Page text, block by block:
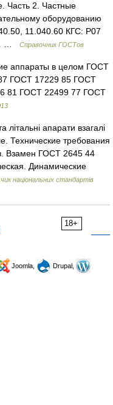
Часть 2. Частные
оборудованию
11.040.60 КГС: Р07
…
Справочник ГОСТов
аппараты в целом ГОСТ
ГОСТ 17229 85 ГОСТ
81 ГОСТ 22499 77 ГОСТ
літальні апарати взагалі
Технические требования
Взамен ГОСТ 2645 44
Динамические
національних стандартів
18+
Joomla,
Drupal,